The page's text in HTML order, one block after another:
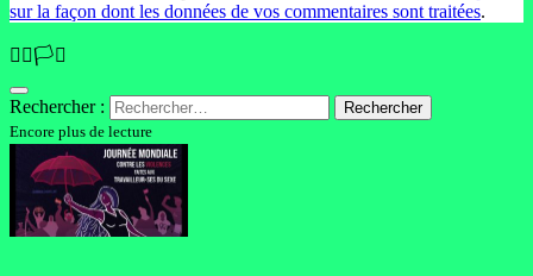
sur la façon dont les données de vos commentaires sont traitées.
🏳️‍🌈🏳️‍⚧️
Rechercher :
Encore plus de lecture